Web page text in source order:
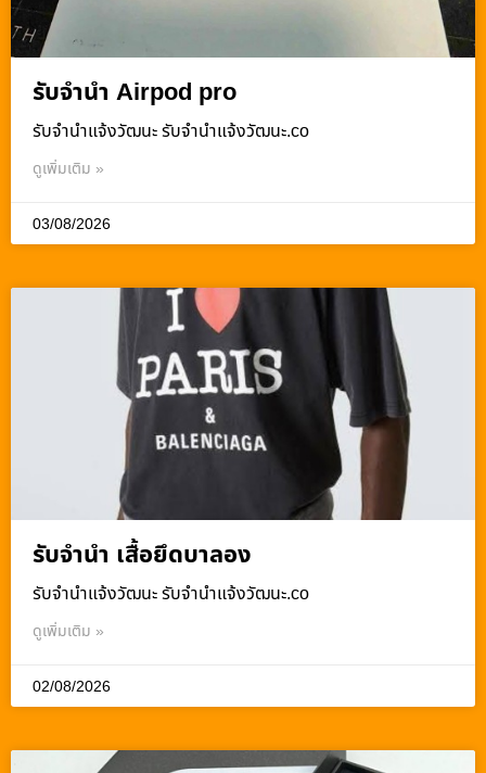
รับจำนำ Airpod pro
รับจํานําแจ้งวัฒนะ รับจํานําแจ้งวัฒนะ.co
ดูเพิ่มเติม »
03/08/2026
รับจำนำ เสื้อยึดบาลอง
รับจํานําแจ้งวัฒนะ รับจํานําแจ้งวัฒนะ.co
ดูเพิ่มเติม »
02/08/2026